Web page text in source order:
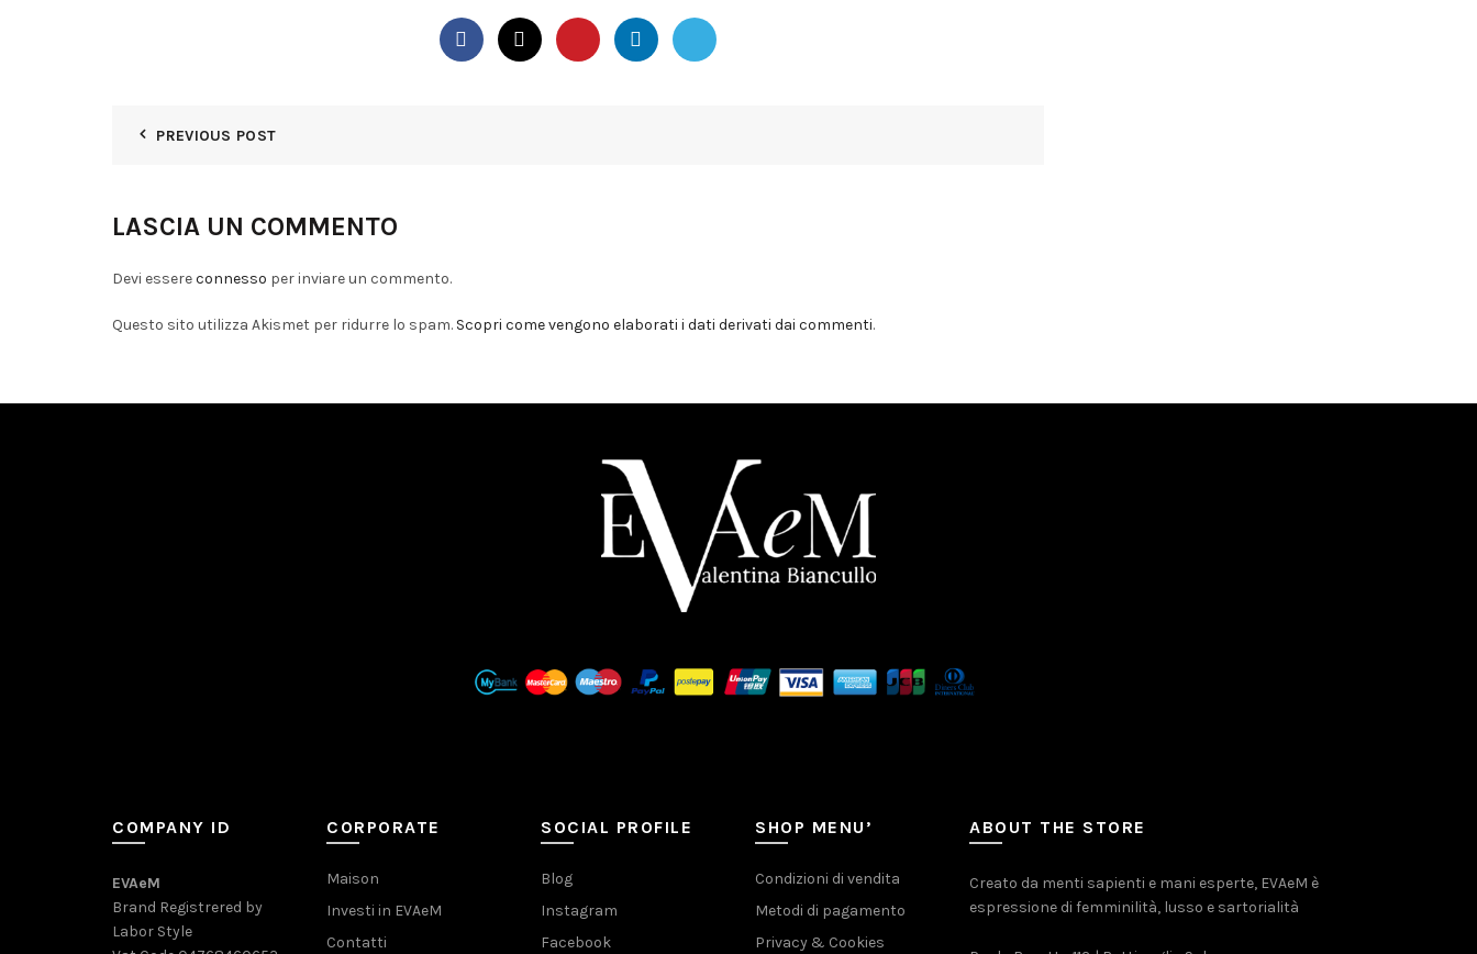
PREVIOUS POST
LASCIA UN COMMENTO
Devi essereconnesso per inviare un commento.
Questo sito utilizza Akismet per ridurre lo spam. Scopri come vengono elaborati i dati derivati dai commenti.
COMPANY ID
EVAeM
Brand Registrered by
Labor Style
CORPORATE
Maison
Investi in EVAeM
Contatti
SOCIAL PROFILE
Blog
Instagram
Facebook
SHOP MENU’
Condizioni di vendita
Metodi di pagamento
Privacy & Cookies
ABOUT THE STORE
Creato da menti sapienti e mani esperte, EVAeM è
espressione di femminilità, lusso e sartorialità